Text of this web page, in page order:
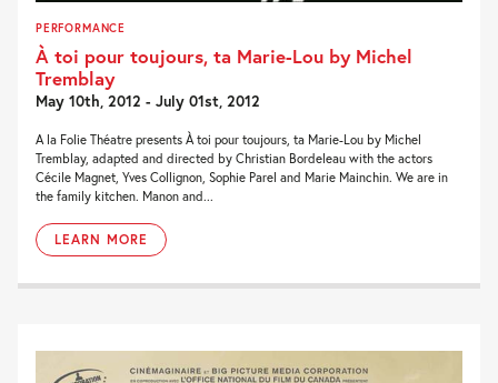
PERFORMANCE
À toi pour toujours, ta Marie-Lou by Michel
Tremblay
May 10th, 2012 - July 01st, 2012
A la Folie Théatre presents À toi pour toujours, ta Marie-Lou by Michel
Tremblay, adapted and directed by Christian Bordeleau with the actors
Cécile Magnet, Yves Collignon, Sophie Parel and Marie Mainchin. We are in
the family kitchen. Manon and...
LEARN MORE